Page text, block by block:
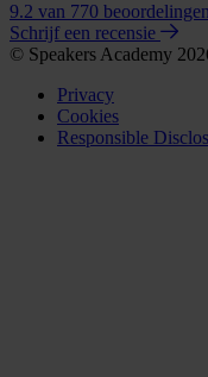
9.2 van 770 beoordelingen
Schrijf een recensie
© Speakers Academy
Privacy
Cookies
Responsible